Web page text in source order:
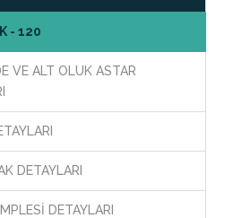
- 120
VE ALT OLUK ASTAR
DETAYLARI
DETAYLARI